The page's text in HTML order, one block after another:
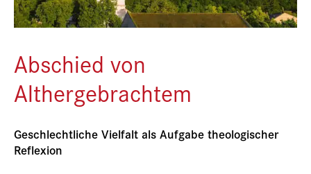
Abschied von
Althergebrachtem
Geschlechtliche Vielfalt als Aufgabe theologischer
Reflexion